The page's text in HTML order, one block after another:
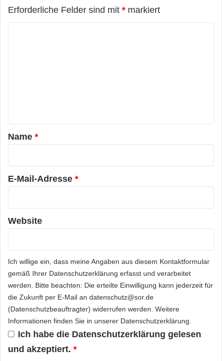
Erforderliche Felder sind mit * markiert
a
r
*
Name *
E-Mail-Adresse *
Website
Ich willige ein, dass meine Angaben aus diesem Kontaktformular
gemäß Ihrer Datenschutzerklärung erfasst und verarbeitet
werden. Bitte beachten: Die erteilte Einwilligung kann jederzeit für
die Zukunft per E-Mail an datenschutz@sor.de
(Datenschutzbeauftragter) widerrufen werden. Weitere
Informationen finden Sie in unserer Datenschutzerklärung
Ich habe die Datenschutzerklärung gelesen
und akzeptiert. *